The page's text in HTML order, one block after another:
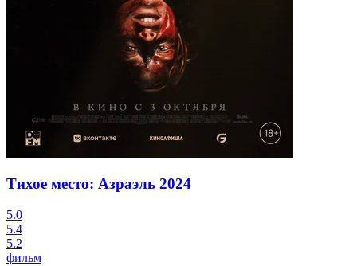
Тихое место: Азраэль 2024
5.0
5.4
5.2
фильм